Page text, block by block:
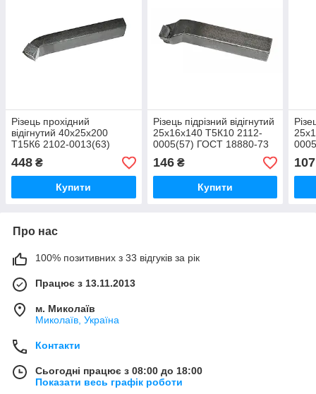
Різець прохідний
відігнутий 40х25х200
Т15К6 2102-0013(63)
ГОСТ 18877-73 (ПТ)
448 ₴
Купити
Різець підрізний відігнутий
25х16х140 Т5К10 2112-
0005(57) ГОСТ 18880-73
(ЧІЗ)
146₴
Купити
107
Про нас
100% позитивних з 33 відгуків за рік
Працює з 13.11.2013
м. Миколаїв
Миколаїв, Україна
Контакти
Сьогодні працює з 08:00 до 18:00
Показати весь графік роботи